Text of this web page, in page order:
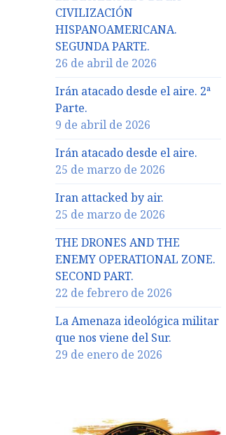
CIVILIZACIÓN
HISPANOAMERICANA.
SEGUNDA PARTE.
26 de abril de 2026
Irán atacado desde el aire. 2ª
Parte.
9 de abril de 2026
Irán atacado desde el aire.
25 de marzo de 2026
Iran attacked by air.
25 de marzo de 2026
THE DRONES AND THE
ENEMY OPERATIONAL ZONE.
SECOND PART.
22 de febrero de 2026
La Amenaza ideológica militar
que nos viene del Sur.
29 de enero de 2026